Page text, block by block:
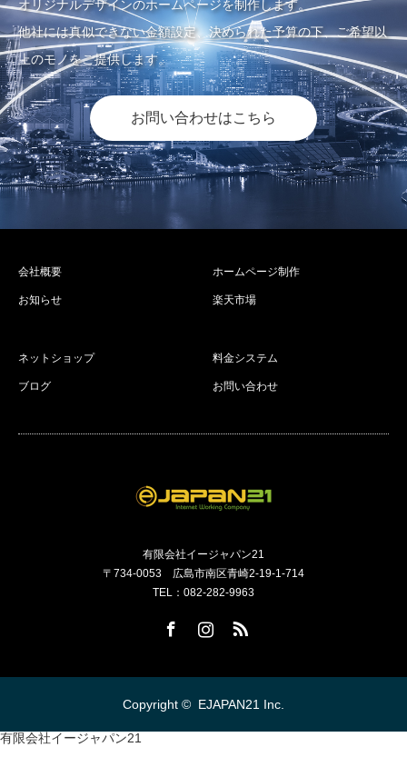
オリジナルデザインのホームページを制作します。
他社には真似できない金額設定、決められた予算の下、ご希望以
上のモノをご提供します。
お問い合わせはこちら
会社概要
お知らせ
ホームページ制作
楽天市場
ネットショップ
ブログ
料金システム
お問い合わせ
有限会社イージャパン21
〒734-0053 広島市南区青崎2-19-1-714
TEL：082-282-9963
Copyright © EJAPAN21 Inc.
有限会社イージャパン21